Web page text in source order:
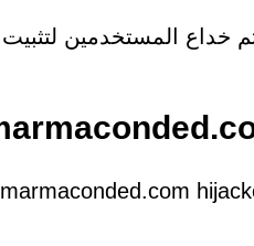
خداع المستخدمين